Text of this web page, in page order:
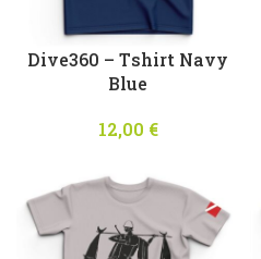
Dive360 – Τshirt Navy
Blue
12,00 €